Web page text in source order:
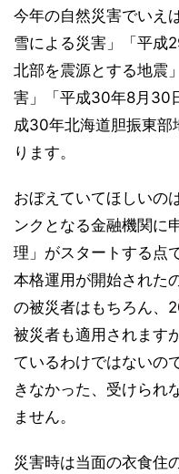
今年の自然災害でいえ
雪による災害」「平成
北部を震源とする地震
害」「平成30年8月30
成30年北海道胆振東部
ります。
おぼえていてほしいの
ンクとなる金融機関に
理」がスタートする点
本格運用が開始された
の被災者はもちろん、
被災者も適用されます
ているわけではないの
きなかった、受けられ
ません。
災害時は当面の衣食住